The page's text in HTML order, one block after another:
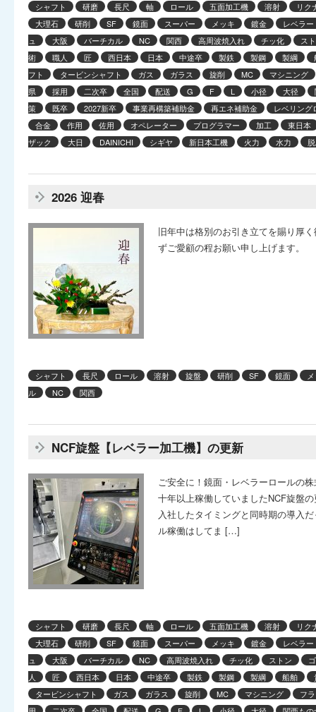
シャフト 研磨 長尺 軸 ロール 五面加工機 溶射
リク
大理石
研削 SF 鏡面 スーパー メッキ 鍍金
レベラー
ュ
大阪 バーチカル NC 関西 高周波焼入れ チッ化
ス
術
職人 匠 西日本 日本 中途卒 製鉄 製鋼 製綱
フト
タービンシャフト ガス ガラス 旋削 MC
マシニング
県
採用 二次卒 全国 配送 G F L 小径 大径
策
既卒 2027新卒 事業再構築補助金 再エネ補助金
レベリング
合金
作用 佐用 オペレーター プログラマー 加工
東日本
ザック
大日 DAINICHI シギヤ 新日本工機 火力 水力
2026 迎春
旧年中は格別のお引き立てを賜り厚
ずご愛顧の程お願い申し上げます。
シャフト 長尺 ロール 溶射 旋盤 研削 SF 鏡面
ル
NC 関西
NCF旋盤【レベラー加工機】の更新
ご安全に！鏡面・レベラーロールの
十年以上稼働していましたNCF旋盤
入社したタイミングと同時期の導入
ル稼働はしてま […]
シャフト 研磨 長尺 軸 ロール 五面加工機 溶射
リク
大理石
研削 SF 鏡面 スーパー メッキ 鍍金
レベラー
ュ
大阪 バーチカル NC 高周波焼入れ チッ化 ストン
人
匠 西日本 日本 中途卒 製鉄 製鋼 製綱 船舶
タービンシャフト
ガス ガラス 旋削 MC マシニング
フ